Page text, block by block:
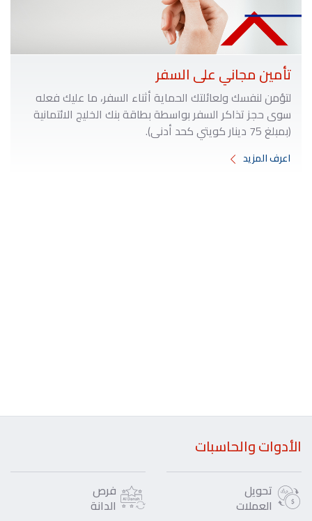
تأمين مجاني على السفر
لتؤمن لنفسك ولعائلتك الحماية أثناء السفر، ما عليك فعله
سوى حجز تذاكر السفر بواسطة بطاقة بنك الخليج الائتمانية
(بمبلغ 75 دينار كويتي كحد أدنى).
اعرف المزيد
الأدوات والحاسبات
تحويل
العملات
فرص
الدانة